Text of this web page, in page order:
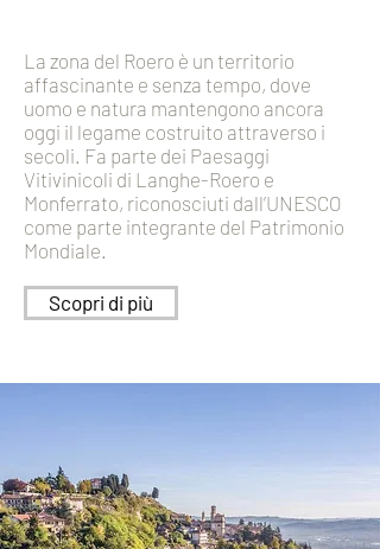
La zona del Roero è un territorio
affascinante e senza tempo, dove
uomo e natura mantengono ancora
oggi il legame costruito attraverso i
secoli. Fa parte dei Paesaggi
Vitivinicoli di Langhe-Roero e
Monferrato, riconosciuti dall’UNESCO
come parte integrante del Patrimonio
Mondiale.
Scopri di più